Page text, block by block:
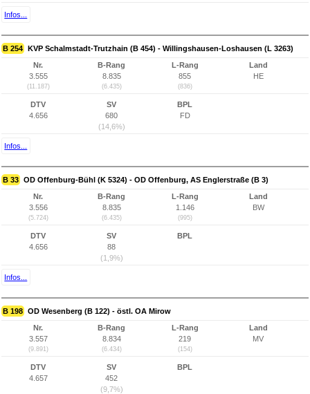
Infos...
B 254 KVP Schalmstadt-Trutzhain (B 454) - Willingshausen-Loshausen (L 3263)
Nr.
3.555
(11.187)
B-Rang
8.835
(6.435)
L-Rang
855
(836)
Land
HE
DTV
4.656
SV
680
(14,6%)
BPL
FD
Infos...
B 33 OD Offenburg-Bühl (K 5324) - OD Offenburg, AS Englerstraße (B 3)
Nr.
3.556
(5.724)
B-Rang
8.835
(6.435)
L-Rang
1.146
(995)
Land
BW
DTV
4.656
SV
88
(1,9%)
BPL
Infos...
B 198 OD Wesenberg (B 122) - östl. OA Mirow
Nr.
3.557
(9.891)
B-Rang
8.834
(6.434)
L-Rang
219
(154)
Land
MV
DTV
4.657
SV
452
(9,7%)
BPL